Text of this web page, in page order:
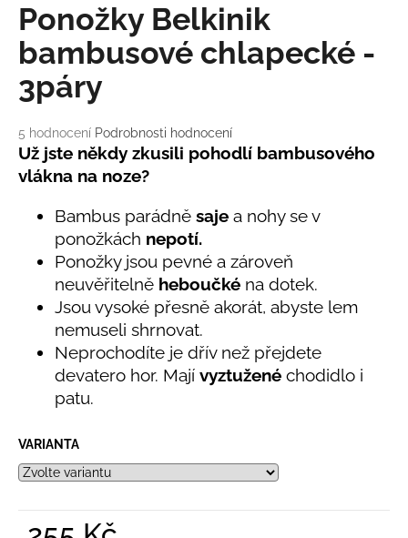
Průměrné
hodnocení
produktu
je
hvězdiček.
5 hodnocení Podrobnosti hodnocení
Ponožky Belkinik
bambusové chlapecké -
3páry
Už jste někdy zkusili pohodlí bambusového
vlákna na noze?
Bambus parádně saje a nohy se v
ponožkách nepotí.
Ponožky jsou pevné a zároveň
neuvěřitelně heboučké na dotek.
Jsou vysoké přesně akorát, abyste lem
nemuseli shrnovat.
Neprochodíte je dřív než přejdete
devatero hor. Mají vyztužené chodidlo i
patu.
VARIANTA
HLEDAT
D
o
p
o
r
LETNÍ
ČEPICE
SVĚTLE
395